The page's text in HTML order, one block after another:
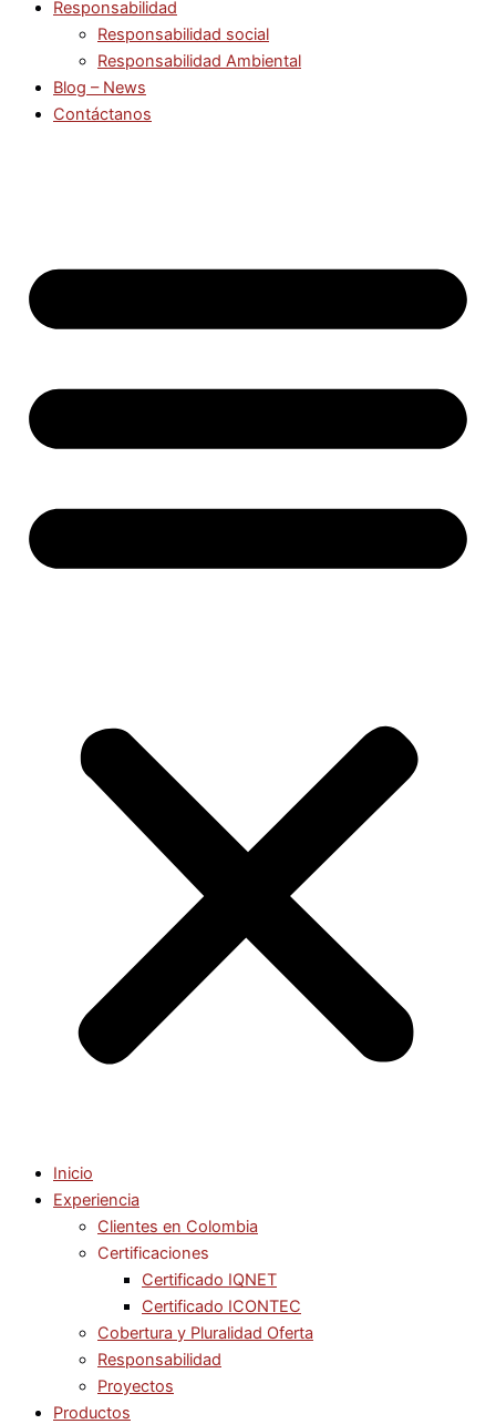
Responsabilidad
Responsabilidad social
Responsabilidad Ambiental
Blog – News
Contáctanos
Inicio
Experiencia
Clientes en Colombia
Certificaciones
Certificado IQNET
Certificado ICONTEC
Cobertura y Pluralidad Oferta
Responsabilidad
Proyectos
Productos